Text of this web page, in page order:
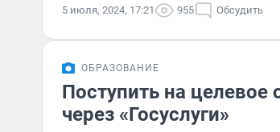
5 июля, 2024, 17:21 955 Обсудить
ОБРАЗОВАНИЕ
Поступить на целевое
через «Госуслуги»